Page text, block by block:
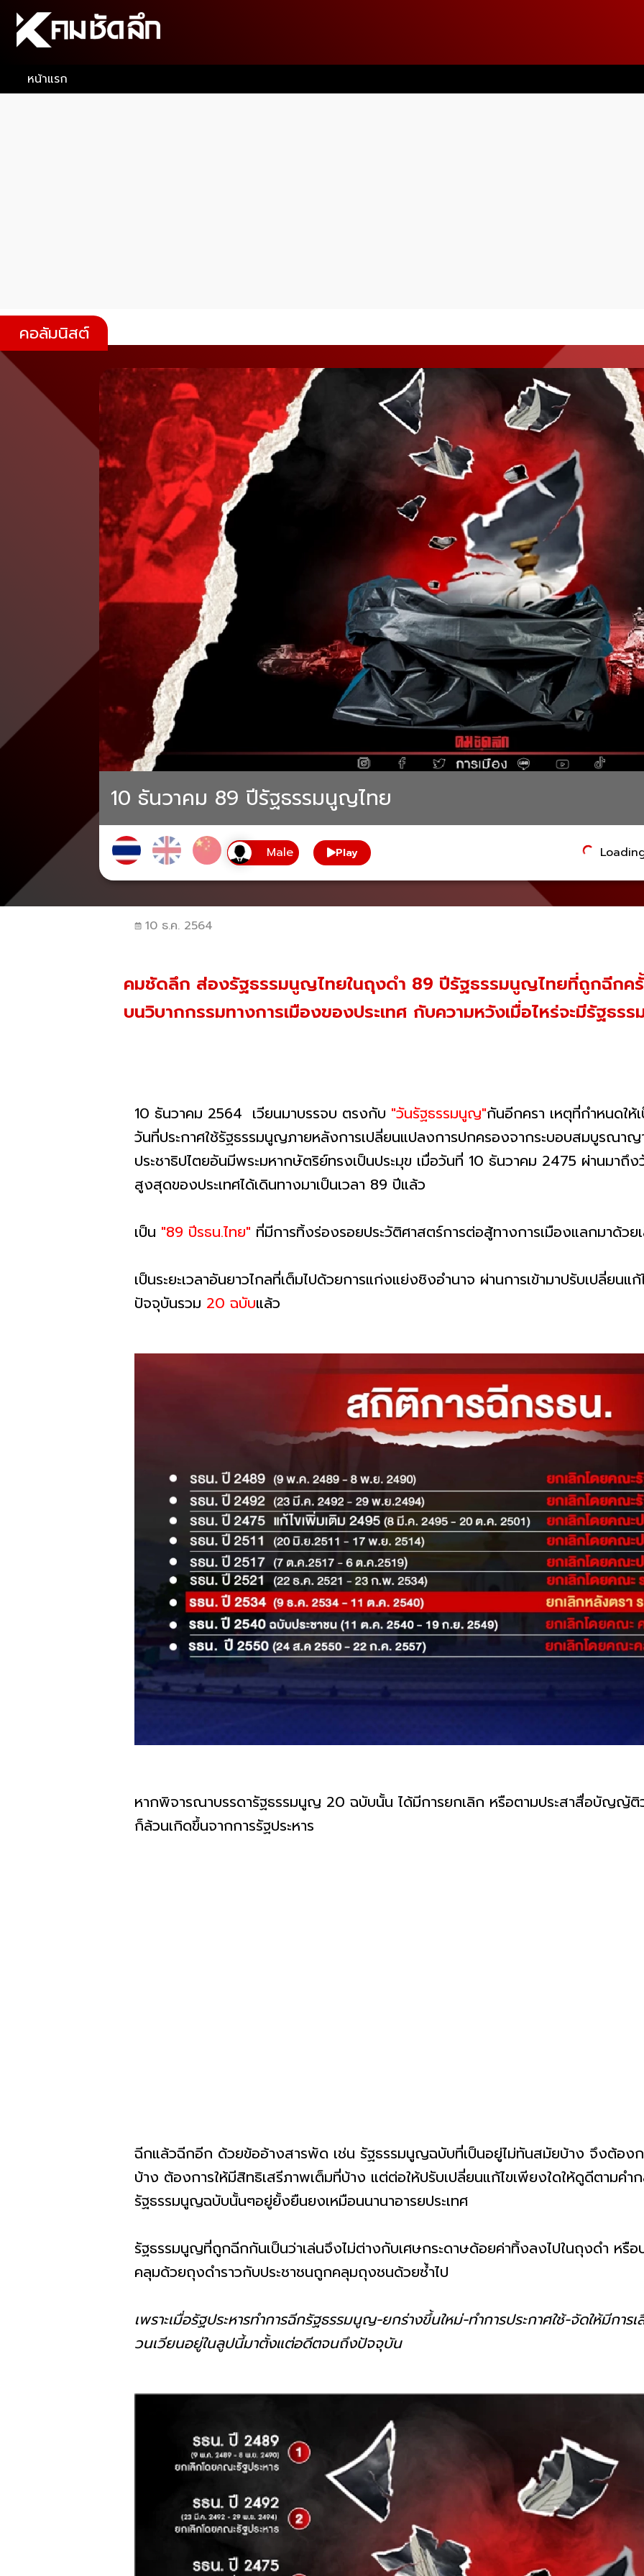
หน้าแรก
คอลัมนิสต์
10 ธันวาคม 89 ปีรัฐธรรมนูญไทย
Play
10 ธ.ค. 2564
คมชัดลึก ส่องรัฐธรรมนูญไทยในถุงดำ 89 ปีรัฐธรรมนูญไทยที่ถูกฉีกครั้
บนวิบากกรรมทางการเมืองของประเทศ กับความหวังเมื่อไหร่จะมีรัฐธ
10 ธันวาคม 2564 เวียนมาบรรจบ ตรงกับ "วันรัฐธรรมนูญ"กันอีกครา เหตุที่กำหนดให้
วันที่ประกาศใช้รัฐธรรมนูญภายหลังการเปลี่ยนแปลงการปกครองจากระบอบสมบูรณาญ
ประชาธิปไตยอันมีพระมหากษัตริย์ทรงเป็นประมุข เมื่อวันที่ 10 ธันวาคม 2475 ผ่านมา
สูงสุดของประเทศได้เดินทางมาเป็นเวลา 89 ปีแล้ว
เป็น "89 ปีรธน.ไทย" ที่มีการทิ้งร่องรอยประวัติศาสตร์การต่อสู้ทางการเมืองแลกมาด้วย
เป็นระยะเวลาอันยาวไกลที่เต็มไปด้วยการแก่งแย่งชิงอำนาจ ผ่านการเข้ามาปรับเปลี่ยนแ
ปัจจุบันรวม 20 ฉบับแล้ว
หากพิจารณาบรรดารัฐธรรมนูญ 20 ฉบับนั้น ได้มีการยกเลิก หรือตามประสาสื่อบัญญัติ
ก็ล้วนเกิดขึ้นจากการรัฐประหาร
ฉีกแล้วฉีกอีก ด้วยข้ออ้างสารพัด เช่น รัฐธรรมนูญฉบับที่เป็นอยู่ไม่ทันสมัยบ้าง จึงต้องก
บ้าง ต้องการให้มีสิทธิเสรีภาพเต็มที่บ้าง แต่ต่อให้ปรับเปลี่ยนแก้ไขเพียงใดให้ดูดีตามคำ
รัฐธรรมนูญฉบับนั้นๆอยู่ยั้งยืนยงเหมือนนานาอารยประเทศ
รัฐธรรมนูญที่ถูกฉีกกันเป็นว่าเล่นจึงไม่ต่างกับเศษกระดาษด้อยค่าทิ้งลงไปในถุงดำ ห
คลุมด้วยถุงดำราวกับประชาชนถูกคลุมถุงชนด้วยซ้ำไป
เพราะเมื่อรัฐประหารทำการฉีกรัฐธรรมนูญ-ยกร่างขึ้นใหม่-ทำการประกาศใช้-จัดให้มีการ
วนเวียนอยู่ในลูปนี้มาตั้งแต่อดีตจนถึงปัจจุบัน